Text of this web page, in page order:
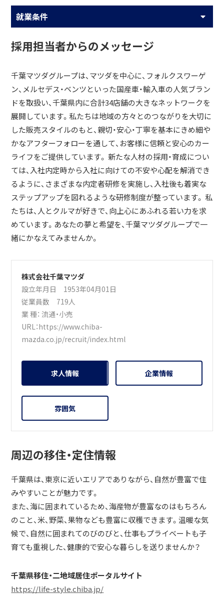
就業条件
採用担当者からのメッセージ
千葉マツダグループは、マツダを中心に、フォルクスワーゲ
ン、メルセデス・ベンツといった国産車・輸入車の人気ブラン
ドを取扱い、千葉県内に合計34店舗の大きなネットワークを
展開しています。私たちは地域の方々とのつながりを大切に
した販売スタイルのもと、親切・安心・丁寧を基本にきめ細や
かなアフターフォローを通して、お客様に信頼と安心のカー
ライフをご提供しています。 新たな人材の採用・育成につい
ては、入社内定時から入社に向けての不安や心配を解消でき
るように、さまざまな内定者研修を実施し、入社後も着実な
ステップアップを図れるような研修制度が整っています。 私
たちは、人とクルマが好きで、向上心にあふれる若い力を求
めています。あなたの夢と希望を、千葉マツダグループで一
緒にかなえてみませんか。
株式会社千葉マツダ
設立年月日 1953年04月01日
従業員数 719人
業 種：流通・小売
URL：https://www.chiba-
mazda.co.jp/recruit/index.html
求人情報 企業情報
雰囲気
周辺の移住・定住情報
千葉県は、東京に近いエリアでありながら、自然が豊富で住
みやすいことが魅力です。
また、海に囲まれているため、海産物が豊富なのはもちろん
のこと、米、野菜、果物なども豊富に収穫できます。温暖な気
候で、自然に囲まれてのびのびと、仕事もプライベートも子
育ても重視した、健康的で安心な暮らしを送りませんか？
千葉県移住・二地域居住ポータルサイト
https://life-style.chiba.jp/